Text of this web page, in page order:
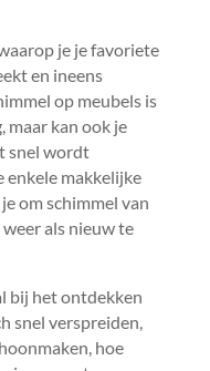
je je favoriete
en ineens
op meubels is
maar kan ook je
snel wordt
enkele makkelijke
om schimmel van
als nieuw te
bij het ontdekken
snel verspreiden,
hoe